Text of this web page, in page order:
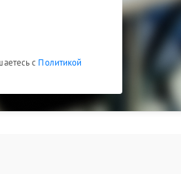
с Политикой